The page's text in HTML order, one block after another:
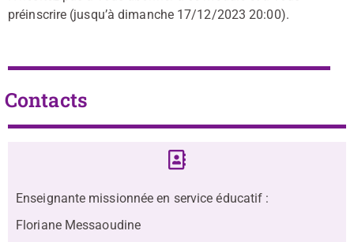
préinscrire (jusqu’à dimanche 17/12/2023 20:00).
Contacts
Enseignante missionnée en service éducatif :
Floriane Messaoudine